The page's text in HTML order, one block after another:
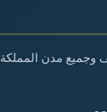
وجميع مدن المملكة